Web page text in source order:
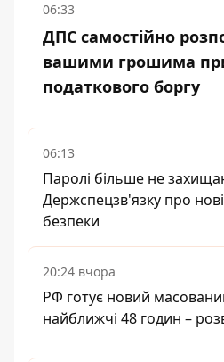
06:33
ДПС самостійно
вашими грошима
податкового боргу
06:13
Паролі більше не
Держспецзв'язку про
безпеки
20:24 вчора
РФ готує новий
найближчі 48 годин –